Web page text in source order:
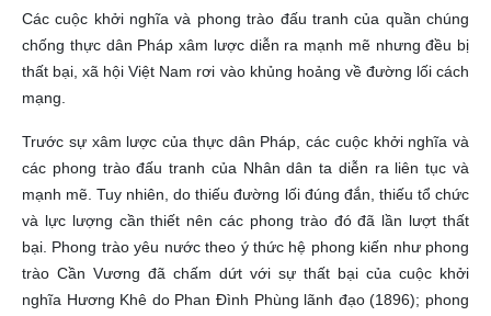
Các cuộc khởi nghĩa và phong trào đấu tranh của quần chúng
chống thực dân Pháp xâm lược diễn ra mạnh mẽ nhưng đều bị
thất bại, xã hội Việt Nam rơi vào khủng hoảng về đường lối cách
mạng.
Trước sự xâm lược của thực dân Pháp, các cuộc khởi nghĩa và
các phong trào đấu tranh của Nhân dân ta diễn ra liên tục và
mạnh mẽ. Tuy nhiên, do thiếu đường lối đúng đắn, thiếu tổ chức
và lực lượng cần thiết nên các phong trào đó đã lần lượt thất
bại. Phong trào yêu nước theo ý thức hệ phong kiến như phong
trào Cần Vương đã chấm dứt với sự thất bại của cuộc khởi
nghĩa Hương Khê do Phan Đình Phùng lãnh đạo (1896); phong